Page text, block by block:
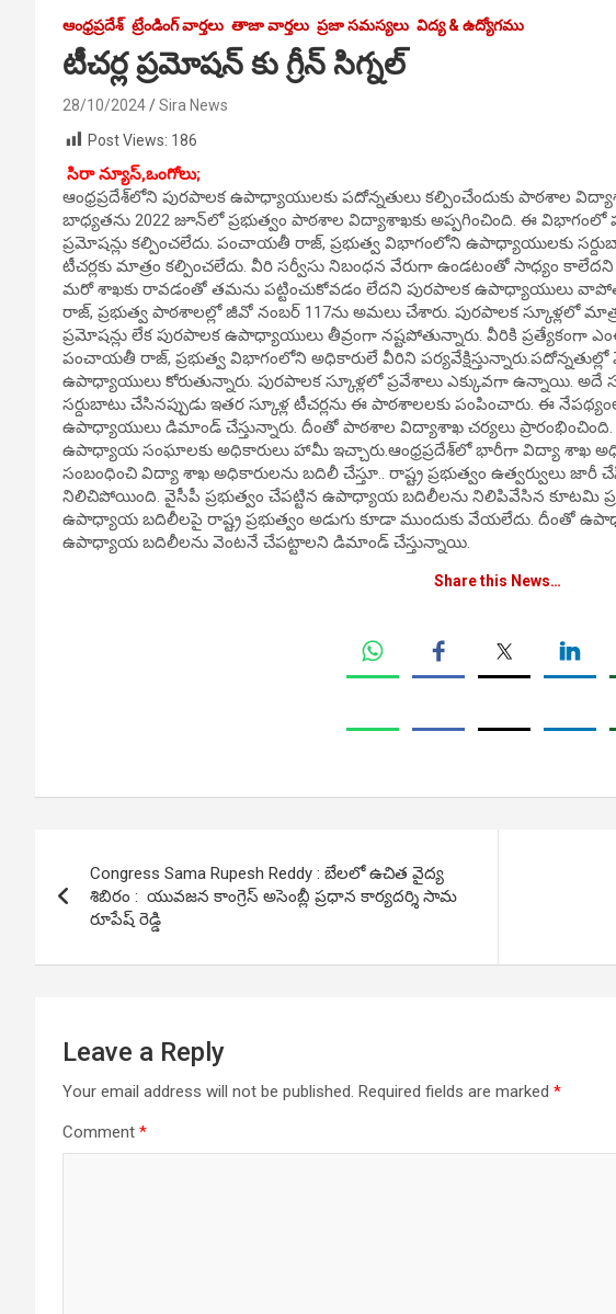
ఆంధ్రప్రదేశ్ ట్రేండింగ్ వార్తలు తాజా వార్తలు ప్రజా సమస్యలు విద్య & ఉద్యోగము
టీచర్ల ప్రమోషన్ కు గ్రీన్ సిగ్నల్
28/10/2024
Sira News
Post Views: 186
సిరా న్యూస్,ఒంగోలు;
ఆంధ్రప్రదేశ్‌లోని పురపాలక ఉపాధ్యాయులకు పదోన్నతులు కల్పించేందుకు పాఠశాల
బాధ్యతను 2022 జూన్‌లో ప్రభుత్వం పాఠశాల విద్యాశాఖకు అప్పగించింది. ఈ విభాగంలో
ప్రమోషన్లు కల్పించలేదు. పంచాయతీ రాజ్, ప్రభుత్వ విభాగంలోని ఉపాధ్యాయులకు
టీచర్లకు మాత్రం కల్పించలేదు. వీరి సర్వీసు నిబంధన వేరుగా ఉండటంతో సాధ్యం
మరో శాఖకు రావడంతో తమను పట్టించుకోవడం లేదని పురపాలక ఉపాధ్యాయులు
రాజ్, ప్రభుత్వ పాఠశాలల్లో జీవో నంబర్ 117ను అమలు చేశారు. పురపాలక స్కూళ్లలో
ప్రమోషన్లు లేక పురపాలక ఉపాధ్యాయులు తీవ్రంగా నష్టపోతున్నారు. వీరికి ప్రత్యేకంగా
పంచాయతీ రాజ్, ప్రభుత్వ విభాగంలోని అధికారులే వీరిని
ఉపాధ్యాయులు కోరుతున్నారు. పురపాలక స్కూళ్లలో ప్రవేశాలు ఎక్కువగా ఉన్నాయి.
సర్దుబాటు చేసినప్పుడు ఇతర స్కూళ్ల టీచర్లను ఈ పాఠశాలలకు పంపించారు. ఈ
ఉపాధ్యాయులు డిమాండ్ చేస్తున్నారు. దీంతో పాఠశాల విద్యాశాఖ చర్యలు ప్రారంభించింది.
ఉపాధ్యాయ సంఘాలకు అధికారులు హామీ ఇచ్చారు.ఆంధ్రప్రదేశ్‌లో భారీగా విద్యా శాఖ
సంబంధించి విద్యా శాఖ అధికారులను బ‌దిలీ చేస్తూ.. రాష్ట్ర ప్ర‌భుత్వం ఉత్వ‌ర్వులు
నిలిచిపోయింది. వైసీపీ ప్ర‌భుత్వం చేప‌ట్టిన ఉపాధ్యాయ బ‌దిలీల‌ను నిలిపివేసిన కూట‌మి
ఉపాధ్యాయ బ‌దిలీల‌పై రాష్ట్ర ప్ర‌భుత్వం అడుగు కూడా ముందుకు వేయ‌లేదు. దీంతో
ఉపాధ్యాయ బ‌దిలీలను వెంట‌నే చేప‌ట్టాల‌ని డిమాండ్ చేస్తున్నాయి.
Share this News…
navigation
Congress Sama Rupesh Reddy : బేల‌లో ఉచిత వైద్య
శిబిరం : యువజన కాంగ్రెస్ అసెంబ్లీ ప్రధాన కార్యదర్శి సామ
రూపేష్ రెడ్డి
Leave a Reply
Your email address will not be published. Required fields are marked *
Comment *